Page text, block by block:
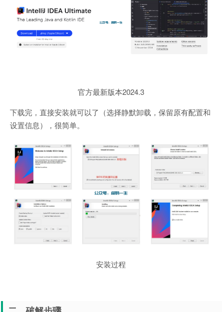
官方最新版本2024.3
下载完，直接安装就可以了（选择静默卸载，保留原有配置和
设置信息），很简单。
安装过程